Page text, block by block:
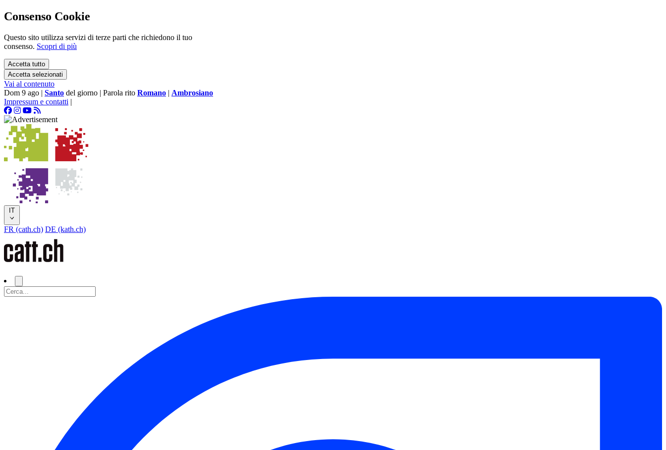
Consenso Cookie
Questo sito utilizza servizi di terze parti che richiedono il tuo
consenso. Scopri di più
Accetta tutto
Accetta selezionati
Vai al contenuto
Dom 9 ago | Santo del giorno | Parola rito Romano | Ambrosiano
Impressum e contatti |
IT
FR (cath.ch) DE (kath.ch)